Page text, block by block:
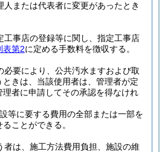
人または代表者に変更があったとき
工事店の登録等に関し、指定工事店
表第2に定める手数料を徴収する。
必要により、公共汚水ますおよび取
きは、当該使用者は、管理者が定
者に申請してその承認を得なけれ
等に要する費用の全部または一部を
ことができる。
者は、施工方法費用負担、施設の維